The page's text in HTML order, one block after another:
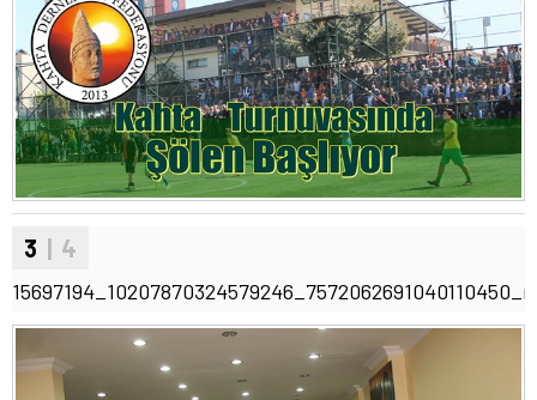
3 | 4
15697194_10207870324579246_7572062691040110450_n